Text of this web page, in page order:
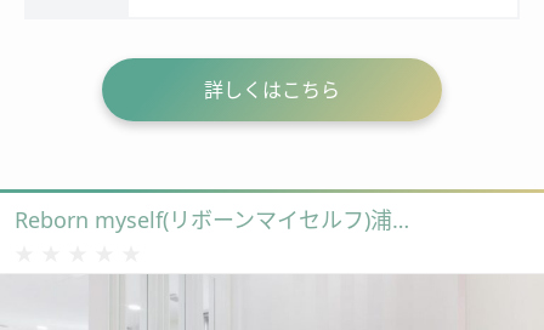
詳しくはこちら
Reborn myself(リボーンマイセルフ)浦和店